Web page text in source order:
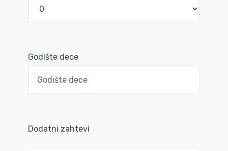
Godište dece
Dodatni zahtevi